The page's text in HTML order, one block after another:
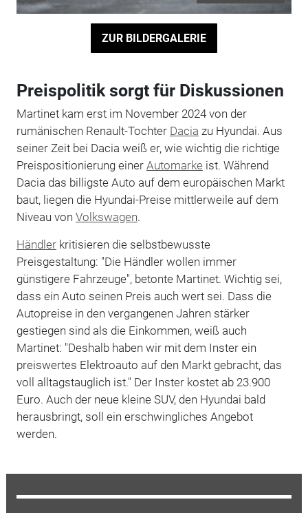
ZUR BILDERGALERIE
Preispolitik sorgt für Diskussionen
Martinet kam erst im November 2024 von der
rumänischen Renault-Tochter Dacia zu Hyundai. Aus
seiner Zeit bei Dacia weiß er, wie wichtig die richtige
Preispositionierung einer Automarke ist. Während
Dacia das billigste Auto auf dem europäischen Markt
baut, liegen die Hyundai-Preise mittlerweile auf dem
Niveau von Volkswagen.
Händlerkritisieren die selbstbewusste
Preisgestaltung: "Die Händler wollen immer
günstigere Fahrzeuge", betonte Martinet. Wichtig sei,
dass ein Auto seinen Preis auch wert sei. Dass die
Autopreise in den vergangenen Jahren stärker
gestiegen sind als die Einkommen, weiß auch
Martinet: "Deshalb haben wir mit dem Inster ein
preiswertes Elektroauto auf den Markt gebracht, das
voll alltagstauglich ist." Der Inster kostet ab 23.900
Euro. Auch der neue kleine SUV, den Hyundai bald
herausbringt, soll ein erschwingliches Angebot
werden.